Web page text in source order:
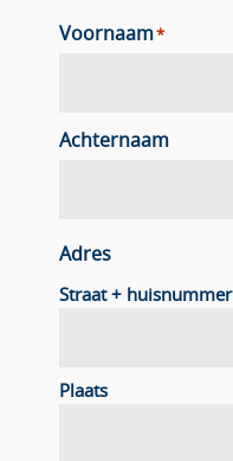
Voornaam*
Achternaam
Adres
Straat + huisnummer
Plaats